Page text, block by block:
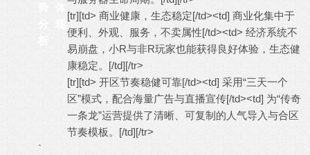
[tr][td> 商业健康，生态稳定[/td><td] 商业化集中于
便利、外观、服务，不卖属性[/td><td> 经济系统不
易崩盘，小R与非R玩家也能获得良好体验，生态健
康稳定。[/td][/tr>
[tr][td> 开区节奏稳健可靠[/td><td] 采用“三天一个
区”模式，配合海量广告与直播宣传[/td><td] 为“传奇
一条龙”运营提供了清晰、可复制的人气导入与合区
节奏模板。[/td][/tr>
`